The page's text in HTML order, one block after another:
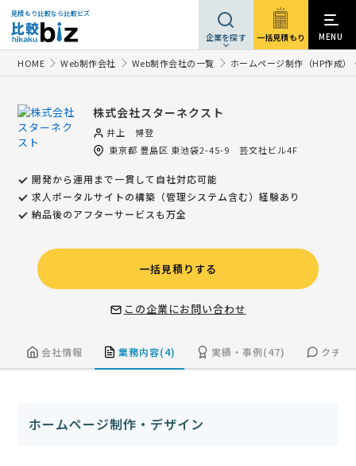
見積もり比較なら比較ビズ
企業を探す 一括見積もり MENU
HOME Web制作会社 Web制作会社の一覧 ホームページ制作（HP作成
株式会社スターネクスト
井上 博登
東京都 豊島区 東池袋2-45-9 芸文社ビル4F
開発から運用まで一貫して自社対応可能
求人ポータルサイトの構築（管理システム含む）経験あり
納品後のアフターサービスも万全
一括見積りする
この企業にお問い合わせ
会社情報 業務内容(4) 実績・事例(47) クチ
ホームページ制作・デザイン